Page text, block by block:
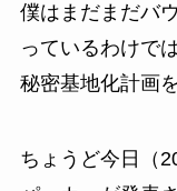
僕はまだまだバ
っているわけで
秘密基地化計画
ちょうど今日（